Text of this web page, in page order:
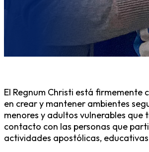
El Regnum Christi está firmemente
en crear y mantener ambientes
menores y adultos vulnerables que
contacto con las personas que
actividades apostólicas,